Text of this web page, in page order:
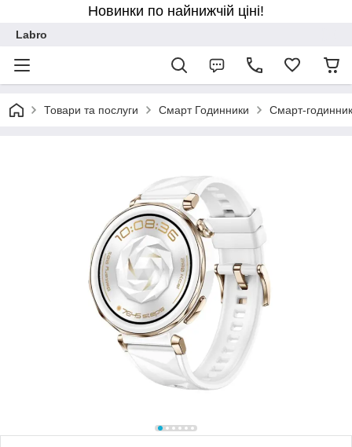
Новинки по найнижчій ціні!
Labro
Товари та послуги Смарт Годинники Смарт-